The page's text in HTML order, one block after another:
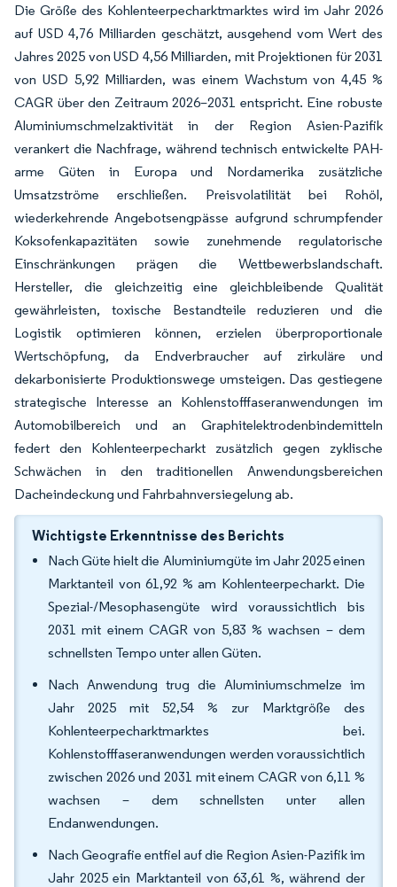
Die Größe des Kohlenteerpecharktmarktes wird im Jahr 2026
auf USD 4,76 Milliarden geschätzt, ausgehend vom Wert des
Jahres 2025 von USD 4,56 Milliarden, mit Projektionen für 2031
von USD 5,92 Milliarden, was einem Wachstum von 4,45 %
CAGR über den Zeitraum 2026–2031 entspricht. Eine robuste
Aluminiumschmelzaktivität in der Region Asien-Pazifik
verankert die Nachfrage, während technisch entwickelte PAH-
arme Güten in Europa und Nordamerika zusätzliche
Umsatzströme erschließen. Preisvolatilität bei Rohöl,
wiederkehrende Angebotsengpässe aufgrund schrumpfender
Koksofenkapazitäten sowie zunehmende regulatorische
Einschränkungen prägen die Wettbewerbslandschaft.
Hersteller, die gleichzeitig eine gleichbleibende Qualität
gewährleisten, toxische Bestandteile reduzieren und die
Logistik optimieren können, erzielen überproportionale
Wertschöpfung, da Endverbraucher auf zirkuläre und
dekarbonisierte Produktionswege umsteigen. Das gestiegene
strategische Interesse an Kohlenstofffaseranwendungen im
Automobilbereich und an Graphitelektrodenbindemitteln
federt den Kohlenteerpecharkt zusätzlich gegen zyklische
Schwächen in den traditionellen Anwendungsbereichen
Dacheindeckung und Fahrbahnversiegelung ab.
Wichtigste Erkenntnisse des Berichts
Nach Güte hielt die Aluminiumgüte im Jahr 2025 einen
Marktanteil von 61,92 % am Kohlenteerpecharkt. Die
Spezial-/Mesophasengüte wird voraussichtlich bis
2031 mit einem CAGR von 5,83 % wachsen – dem
schnellsten Tempo unter allen Güten.
Nach Anwendung trug die Aluminiumschmelze im
Jahr 2025 mit 52,54 % zur Marktgröße des
Kohlenteerpecharktmarktes bei.
Kohlenstofffaseranwendungen werden voraussichtlich
zwischen 2026 und 2031 mit einem CAGR von 6,11 %
wachsen – dem schnellsten unter allen
Endanwendungen.
Nach Geografie entfiel auf die Region Asien-Pazifik im
Jahr 2025 ein Marktanteil von 63,61 %, während der